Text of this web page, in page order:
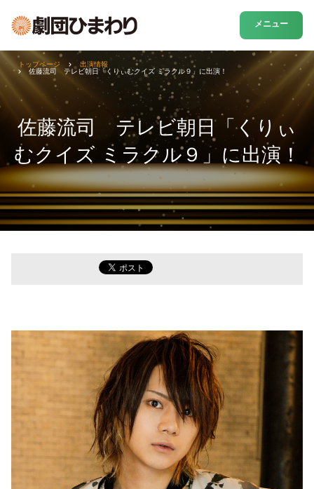
メニュー
佐藤流司 テレビ朝日「くりぃ
むクイズ ミラクル９」に出演！
トップページ
出演情報
佐藤流司 テレビ朝日「くりぃむクイズ ミラクル９」に出演！